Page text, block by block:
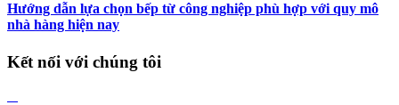
Hướng dẫn lựa chọn bếp từ công nghiệp phù hợp với quy mô
nhà hàng hiện nay
Kết nối với chúng tôi